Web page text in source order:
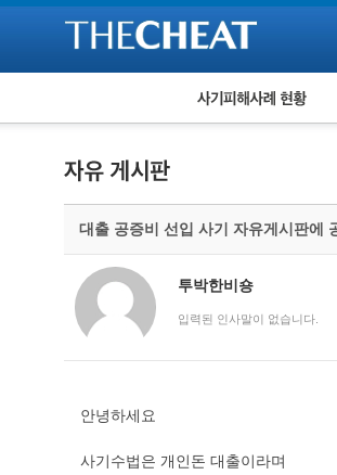
피해사례 현황
보이스피싱 피해사례
유해사이트 목록
비공개 피해사례
대출 공증비 선입 사기 자유게시판에
투박한비숑
입력된 인사말이 없습니다.
안녕하세요
사기수법은 개인돈 대출이라며